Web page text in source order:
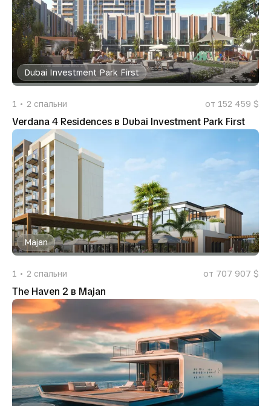
Dubai Investment Park First
1 2 спальни от 152 459 $
Verdana 4 Residences в Dubai Investment Park First
Majan
1 2 спальни от 707 907 $
The Haven 2 в Majan